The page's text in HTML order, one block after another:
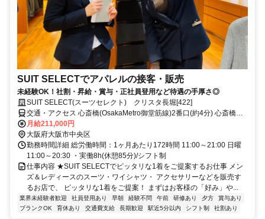
SUIT SELECTでアパレルの接客・販売
未経験OK！社割・昇給・賞与・正社員登用など待遇の手厚さ◎
SUIT SELECT(スーツセレクト) クリスタ長堀[422]
交通・アクセス 心斎橋(OsakaMetro御堂筋線)2番口(約4分) 心斎橋
(OsakaMetro長堀鶴見緑地線)2番口(約4分) 長堀橋(OsakaMetro長堀鶴
見緑地線)2-B口(約6分)
月給211,000円
大阪府大阪市中央区
勤務時間詳細 総労働時間：1ヶ月あたり172時間 11:00～21:00 日曜
11:00～20:30 ・実働8h(休憩85分)/シフト制
仕事内容 ★SUIT SELECTでピッタリな1着をご提案するお仕事 メン
ズ＆レディースのスーツ・ワイシャツ・ アクセサリーなどを販売す
るお店で、 ピッタリな1着をご提案！ まずはお客様の「好み」や...
業界未経験者歓迎 社員登用あり 早朝 経験不問 午前 研修あり 夕方
賞与あり
ブランクOK
育休あり 交通費支給 長期歓迎 駅近5分以内 シフト制 社割あり